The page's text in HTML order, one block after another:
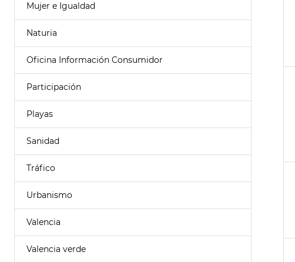
Mujer e Igualdad
Naturia
Oficina Información Consumidor
Participación
Playas
Sanidad
Tráfico
Urbanismo
Valencia
Valencia verde